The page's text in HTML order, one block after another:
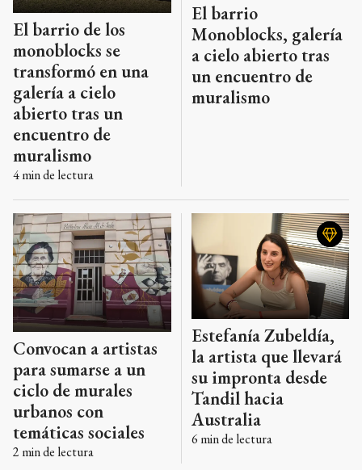
El barrio de los
monoblocks se
transformó en una
galería a cielo
abierto tras un
encuentro de
muralismo
4min de lectura
El barrio
Monoblocks, galería
a cielo abierto tras
un encuentro de
muralismo
Convocan a artistas
para sumarse a un
ciclo de murales
urbanos con
temáticas sociales
2 min de lectura
Estefanía Zubeldía,
la artista que llevará
su impronta desde
Tandil hacia
Australia
6 min de lectura